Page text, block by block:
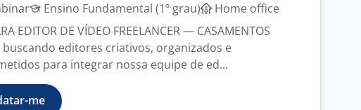
Ensino Fundamental (1º grau)
Home office
EDITOR DE VÍDEO FREELANCER — CASAMENTOS
buscando editores criativos, organizados e
para integrar nossa equipe de ed...
me